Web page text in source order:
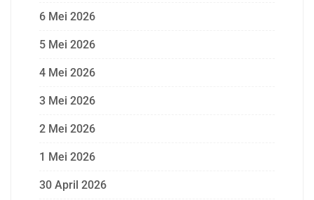
6 Mei 2026
5 Mei 2026
4 Mei 2026
3 Mei 2026
2 Mei 2026
1 Mei 2026
30 April 2026